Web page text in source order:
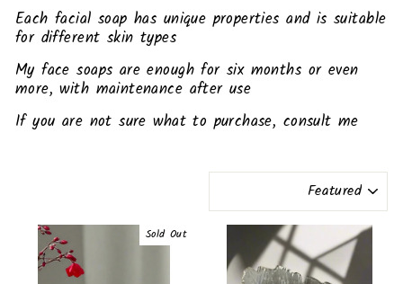
Each facial soap has unique properties and is suitable
for different skin types
My face soaps are enough for six months or even
more, with maintenance after use
If you are not sure what to purchase, consult me
SORT
Sold Out